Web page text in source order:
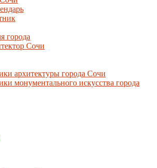
города
Сочи
архитектуры города Сочи
монументального искусства города